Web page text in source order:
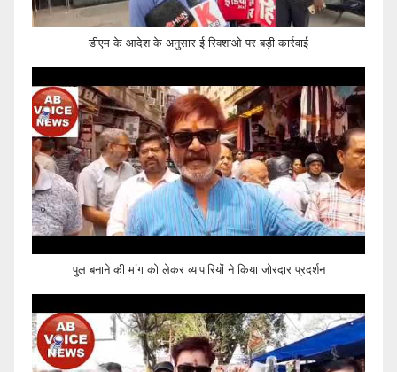
डीएम के आदेश के अनुसार ई रिक्शाओ पर बड़ी कार्रवाई
पुल बनाने की मांग को लेकर व्यापारियों ने किया जोरदार प्रदर्शन